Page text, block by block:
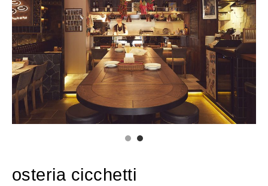
TRAVEL
どこ行く？
FORTUNE
明日のわたし
[12星座別] Weekly Holoscope
[12星座別] Monthly Love Holoscope
HEALTH
自分にやさしく
osteria cicchetti